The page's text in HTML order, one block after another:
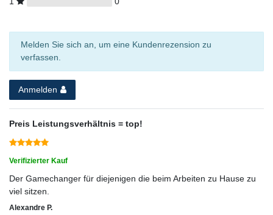
Melden Sie sich an, um eine Kundenrezension zu
verfassen.
Anmelden
Preis Leistungsverhältnis = top!
Verifizierter Kauf
Der Gamechanger für diejenigen die beim Arbeiten zu Hause zu
viel sitzen.
Alexandre P.